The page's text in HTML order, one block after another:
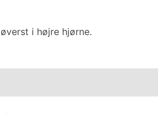
i højre hjørne.